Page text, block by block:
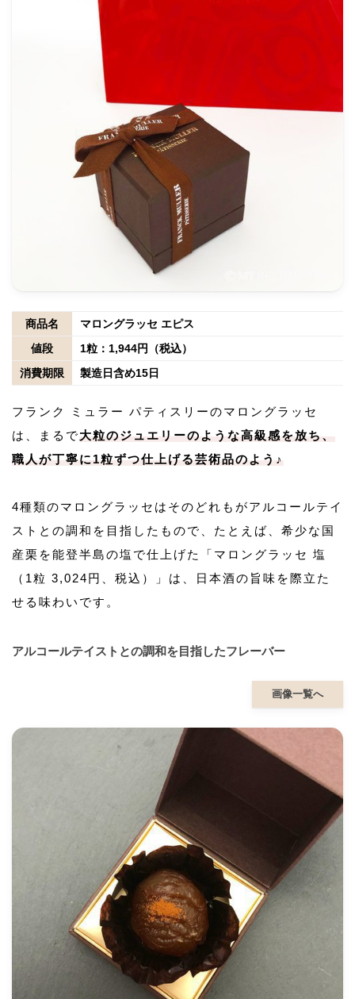
商品名
マロングラッセ エピス
値段
1粒：1,944円（税込）
消費期限
製造日含め15日
フランク ミュラー パティスリーのマロングラッセ
は、まるで大粒のジュエリーのような高級感を放ち、
職人が丁寧に1粒ずつ仕上げる芸術品のよう♪
4種類のマロングラッセはそのどれもがアルコールテイ
ストとの調和を目指したもので、たとえば、希少な国
産栗を能登半島の塩で仕上げた「マロングラッセ 塩
（1粒 3,024円、税込）」は、日本酒の旨味を際立た
せる味わいです。
アルコールテイストとの調和を目指したフレーバー
画像一覧へ